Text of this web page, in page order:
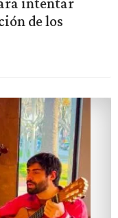
de los